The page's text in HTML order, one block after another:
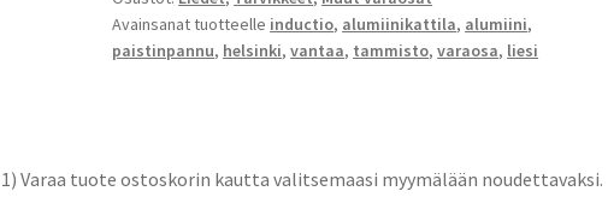
Avainsanat tuotteelle inductio, alumiinikattila, alumiini,
paistinpannu, helsinki,vantaa, tammisto,varaosa, liesi
1) Varaa tuote ostoskorin kautta valitsemaasi myymälään noudettavaksi.